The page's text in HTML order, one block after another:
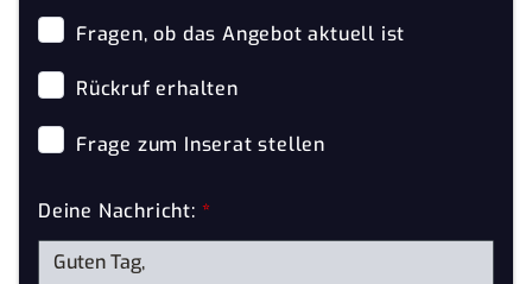
Fragen, ob das Angebot aktuell ist
Rückruf erhalten
Frage zum Inserat stellen
Deine Nachricht: *